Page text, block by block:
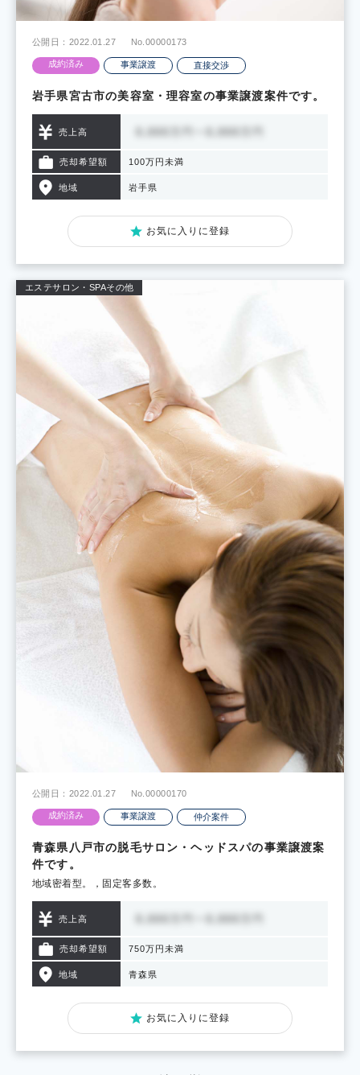
公開日：2022.01.27 No.00000173
成約済み 事業譲渡 直接交渉
岩手県宮古市の美容室・理容室の事業譲渡案件です。
売上高
売却希望額 100万円未満
地域 岩手県
お気に入りに登録
エステサロン・SPAその他
公開日：2022.01.27 No.00000170
成約済み 事業譲渡 仲介案件
青森県八戸市の脱毛サロン・ヘッドスパの事業譲渡案
件です。
地域密着型。，固定客多数。
売上高
売却希望額 750万円未満
地域 青森県
お気に入りに登録